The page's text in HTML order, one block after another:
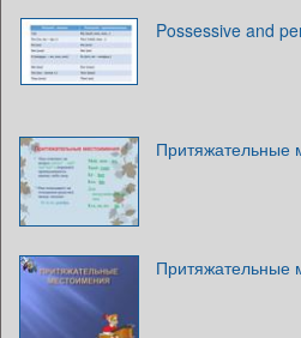
Possessive and
Притяжательные
Притяжательные